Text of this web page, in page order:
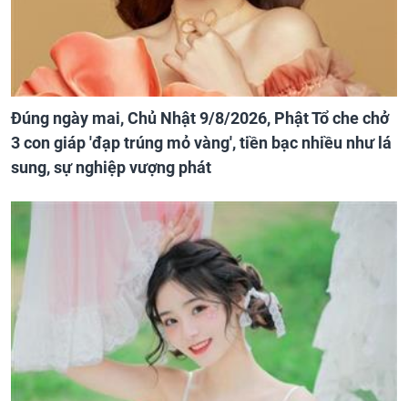
Đúng ngày mai, Chủ Nhật 9/8/2026, Phật Tổ che chở
3 con giáp 'đạp trúng mỏ vàng', tiền bạc nhiều như lá
sung, sự nghiệp vượng phát